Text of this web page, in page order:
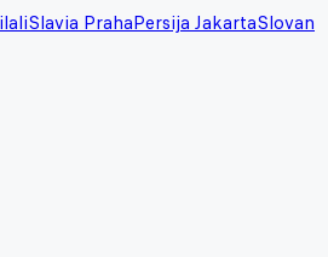
Slavia PrahaPersija JakartaSlovan